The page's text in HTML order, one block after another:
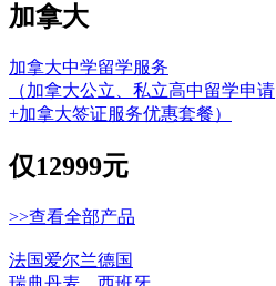
加拿大
加拿大中学留学服务
（加拿大公立、私立高中留学申请
+加拿大签证服务优惠套餐）
仅12999元
>>查看全部产品
法国爱尔兰德国